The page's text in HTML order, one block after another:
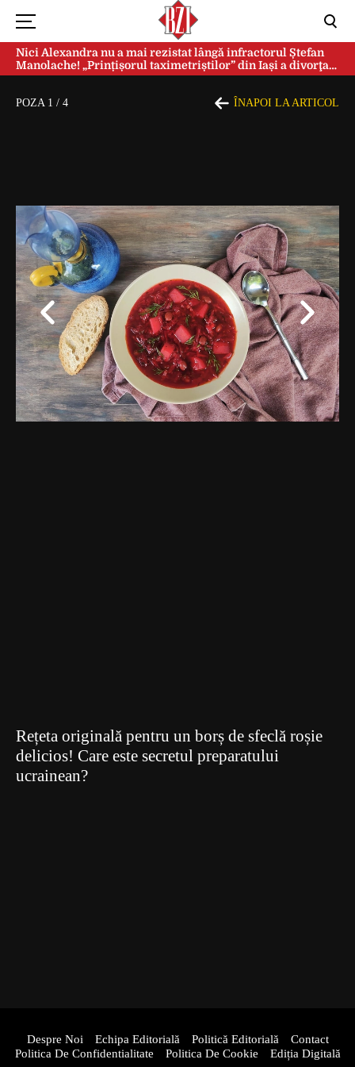
Nici Alexandra nu a mai rezistat lângă infractorul Ștefan
Manolache! „Prințișorul taximetriștilor” din Iași a divorţat
după doi ani de căsnicie
POZA 1 / 4 ÎNAPOI LA ARTICOL
Rețeta originală pentru un borș de sfeclă roșie
delicios! Care este secretul preparatului
ucrainean?
Despre Noi Echipa Editorială Politică Editorială
Contact
Politica De Confidentialitate
Politica De Cookie Ediția Digitală